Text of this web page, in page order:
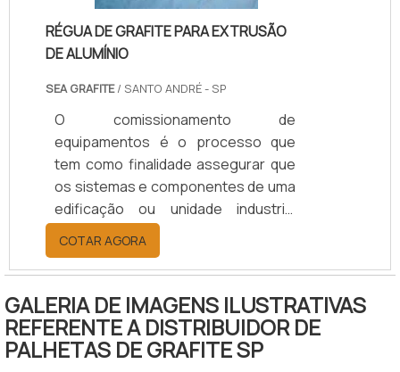
impresc.
RÉGUA DE GRAFITE PARA EXTRUSÃO
DE ALUMÍNIO
SEA GRAFITE/ SANTO ANDRÉ - SP
O comissionamento de
equipamentos é o processo que
tem como finalidade assegurar que
os sistemas e componentes de uma
edificação ou unidade industrial
estejam projetados, instalados,
testados, operados e mantidos de
acordo com as necessidades e
requisitos operacionais do
proprietário. O comissionamento
pode ser aplicado tanto a novos
COTAR AGORA
GALERIA DE IMAGENS ILUSTRATIVAS
REFERENTE A DISTRIBUIDOR DE
PALHETAS DE GRAFITE SP